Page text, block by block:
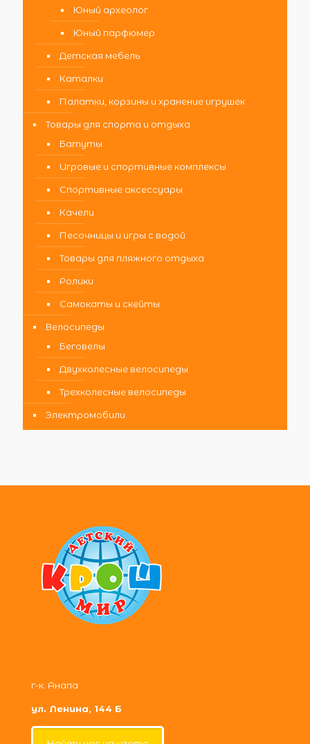
Юный археолог
Юный парфюмер
Детская мебель
Каталки
Палатки, корзины и хранение игрушек
Товары для спорта и отдыха
Батуты
Игровые и спортивные комплексы
Спортивные аксессуары
Качели
Песочницы и игры с водой
Товары для пляжного отдыха
Ролики
Самокаты и скейты
Велосипеды
Беговелы
Двухколесные велосипеды
Трехколесные велосипеды
Электромобили
г-к. Анапа
ул. Ленина, 144 Б